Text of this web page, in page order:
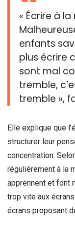
« Écrire à
enfants
plus écrire
sont mal
tremble,
tremble »,
Elle explique que
structurer leur
concentration.
régulièrement à la
apprennent et font
trop vite aux
écrans proposant